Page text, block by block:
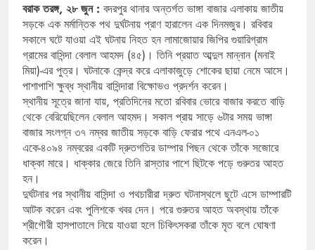
বরাক তরঙ্গ, ২৮ জুন : বদরপুর থানার অন্তর্গত ভাঙ্গা বাজার এলাকায় জাতীয়
সড়কে এক মর্মান্তিক পথ দুর্ঘটনায় প্রাণ হারালেন এক দিনমজুর। রবিবার
সকালে ঘটে যাওয়া এই ঘটনায় নিহত হন লামাজোয়ার জিপির গুয়ারিগ্রাম
গ্রামের বাসিন্দা বেলাল আহমদ (৪৫)। তিনি প্রয়াত আব্দুল মান্নান (মনাই
মিয়া)-এর পুত্র। ঘটনাকে কেন্দ্র করে এলাকাজুড়ে শোকের ছায়া নেমে আসে।
পাশাপাশি ক্ষুব্ধ স্থানীয় বাসিন্দারা বিক্ষোভও প্রদর্শন করেন।
স্থানীয় সূত্রে জানা যায়, প্রতিদিনের মতো রবিবার ভোরে বাজার করতে বাড়ি
থেকে বেরিয়েছিলেন বেলাল আহমদ। সকাল প্রায় সাড়ে ৬টার সময় ভাঙ্গা
বাজার সংলগ্ন ৩৭ নম্বর জাতীয় সড়কে বাড়ি ফেরার পথে এনএল-০১
একে-৪০৯৪ নম্বরের একটি দ্রুতগতির ডাম্পার পিছন থেকে তাঁকে সজোরে
ধাক্কা মারে। ধাক্কার জেরে তিনি রাস্তার পাশে ছিটকে পড়ে গুরুতর আহত
হন।
দুর্ঘটনার পর স্থানীয় বাসিন্দা ও পথচারীরা দ্রুত ঘটনাস্থলে ছুটে এসে ডাম্পারটি
আটক করেন এবং পুলিশকে খবর দেন। পরে গুরুতর আহত অবস্থায় তাঁকে
শ্রীগৌরী হাসপাতালে নিয়ে যাওয়া হলে চিকিৎসকরা তাঁকে মৃত বলে ঘোষণা
করেন।